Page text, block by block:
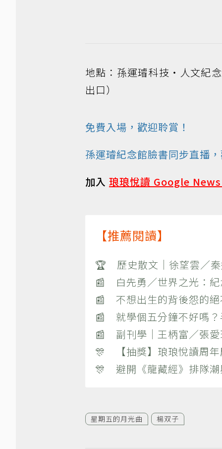
地點：孫運璿科技‧人文紀
出口）
免費入場，歡迎聆賞！
孫運璿紀念館臉書同步直播
加入 琅琅悅讀 Google
【推薦閱讀】
🏆 歷史散文｜徐望雲／秦
📰 白先勇／世界之光：紀
📰 不想出生的背後怨的絕
📰 就學個五分鐘不好嗎？
📰 副刊學｜王柄富／張愛
🎊 【抽獎】琅琅悅讀周年
🎊 避開《龍藏經》排隊潮
星期五的月光曲 楊双子